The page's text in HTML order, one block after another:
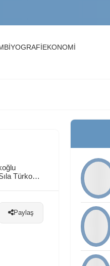
BİYOGRAFİEKONOMİ
Türkoğlu
Paylaş